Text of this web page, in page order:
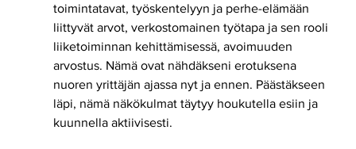
toimintatavat, työskentelyyn ja perhe-elämään
liittyvät arvot, verkostomainen työtapa ja sen rooli
liiketoiminnan kehittämisessä, avoimuuden
arvostus. Nämä ovat nähdäkseni erotuksena
nuoren yrittäjän ajassa nyt ja ennen. Päästäkseen
läpi, nämä näkökulmat täytyy houkutella esiin ja
kuunnella aktiivisesti.